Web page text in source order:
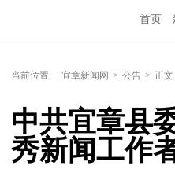
首页
当前位置: 宜章新闻网 > 公告 > 正文
中共宜章县
秀新闻工作